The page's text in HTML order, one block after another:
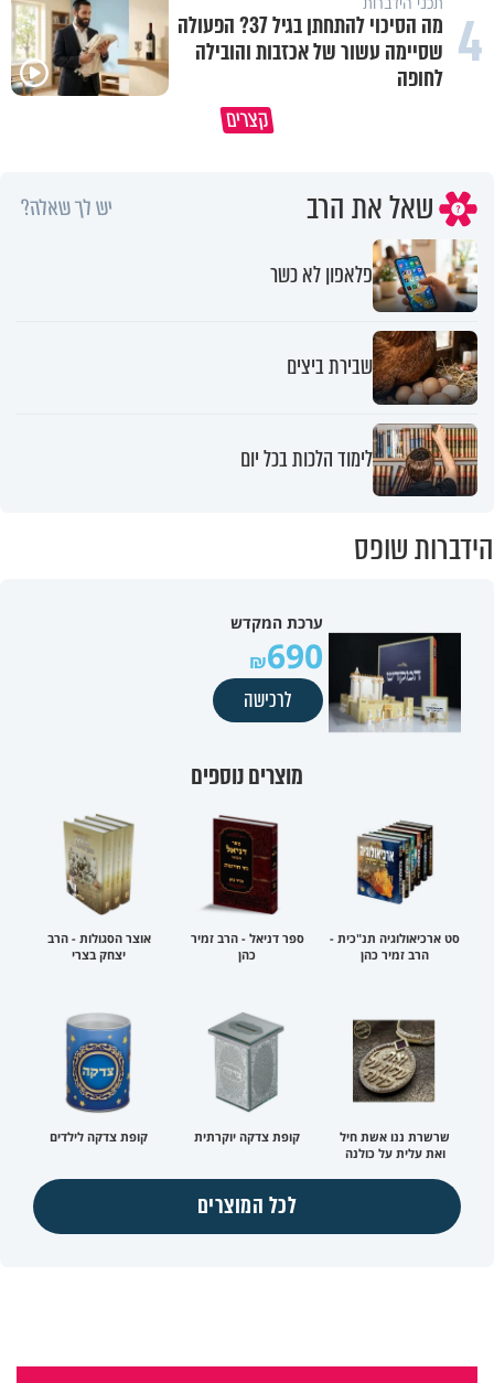
4
מה הסיכוי להתחתן בגיל 37? הפעולה
שסיימה עשור של אכזבות והובילה
לחופה
קצרים
שאל את הרב יש לך שאלה?
פלאפון לא כשר
שבירת ביצים
לימוד הלכות בכל יום
הידברות שופס
ערכת המקדש
690
לרכישה
מוצרים נוספים
סט ארכיאולוגיה תנ"כית -
הרב זמיר כהן
ספר דניאל - הרב זמיר
כהן
אוצר הסגולות - הרב
יצחק בצרי
שרשרת ננו אשת חיל
ואת עלית על כולנה
קופת צדקה יוקרתית קופת צדקה לילדים
לכל המוצרים